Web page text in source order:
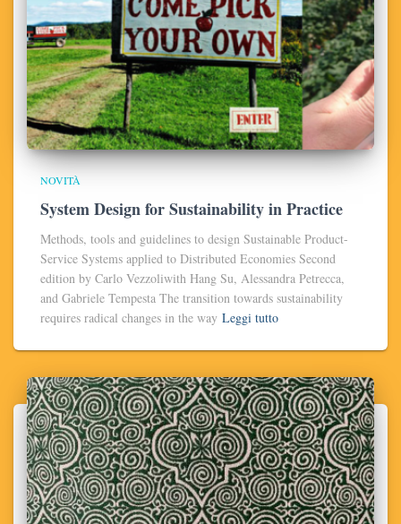
NOVITÀ
System Design for Sustainability in Practice
Methods, tools and guidelines to design Sustainable Product-
Service Systems applied to Distributed Economies Second
edition by Carlo Vezzoliwith Hang Su, Alessandra Petrecca,
and Gabriele Tempesta The transition towards sustainability
requires radical changes in the way Leggi tutto